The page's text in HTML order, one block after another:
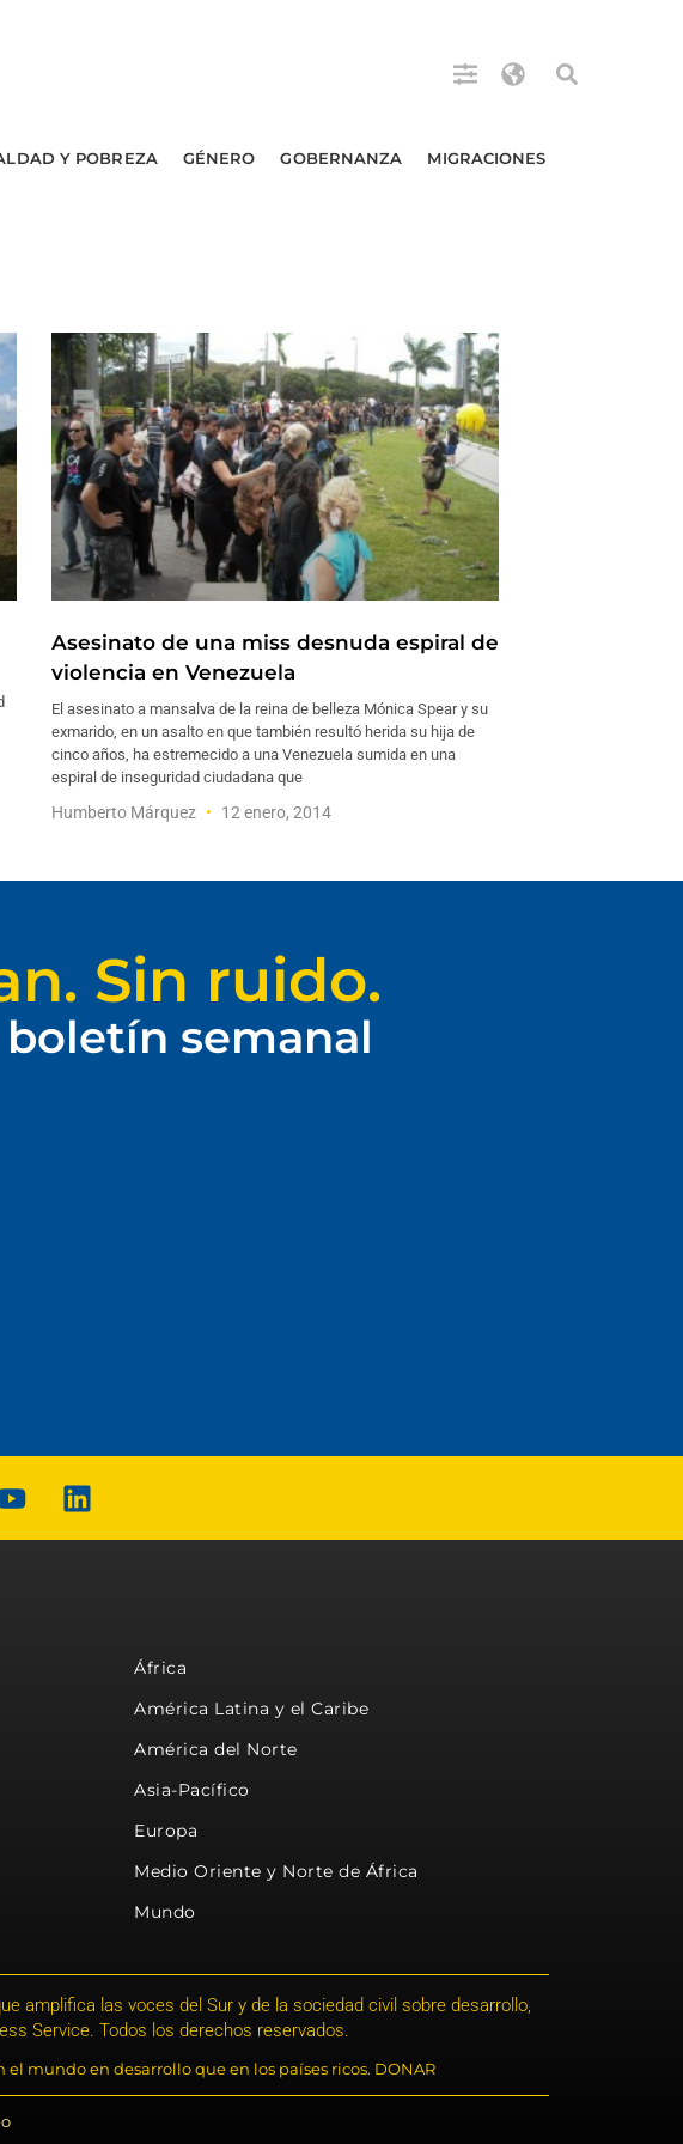
Y POBREZA GÉNERO GOBERNANZA MIGRACIONES
Asesinato de una miss desnuda espiral de
violencia en Venezuela
El asesinato a mansalva de la reina de belleza Mónica Spear y su
exmarido, en un asalto en que también resultó herida su hija de
cinco años, ha estremecido a una Venezuela sumida en una
espiral de inseguridad ciudadana que
Humberto Márquez 12 enero, 2014
Sin ruido.
semanal
África
América Latina y el Caribe
América del Norte
Asia-Pacífico
Europa
Medio Oriente y Norte de África
Mundo
amplifica las voces del Sur y de la sociedad civil sobre desarrollo,
Service. Todos los derechos reservados.
mundo en desarrollo que en los países ricos. DONAR